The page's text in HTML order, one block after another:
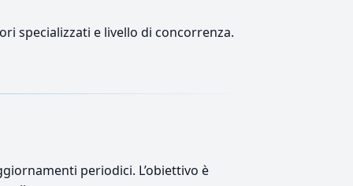
specializzati e livello di concorrenza.
periodici. L’obiettivo è